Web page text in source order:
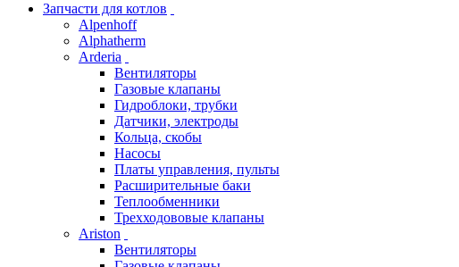
Запчасти для котлов
Alpenhoff
Alphatherm
Arderia
Вентиляторы
Газовые клапаны
Гидроблоки, трубки
Датчики, электроды
Кольца, скобы
Насосы
Платы управления, пульты
Расширительные баки
Теплообменники
Трехходововые клапаны
Ariston
Вентиляторы